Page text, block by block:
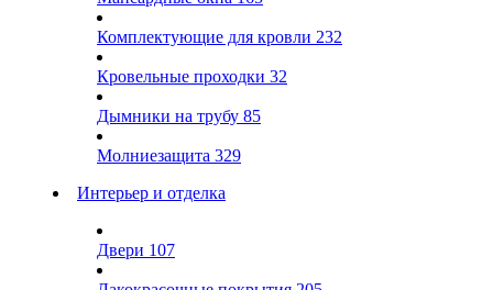
Комплектующие для кровли 232
Кровельные проходки 32
Дымники на трубу 85
Молниезащита 329
Интерьер и отделка
Двери 107